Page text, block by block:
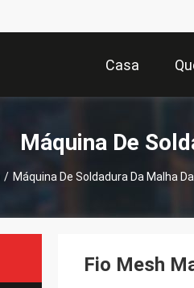
Casa
Máquina De
/ Máquina De Soldadura Da Malha
Fio Mesh